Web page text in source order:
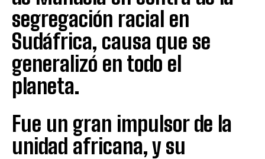
segregación racial en
Sudáfrica, causa que se
generalizó en todo el
planeta.
Fue un gran impulsor de la
unidad africana, y su